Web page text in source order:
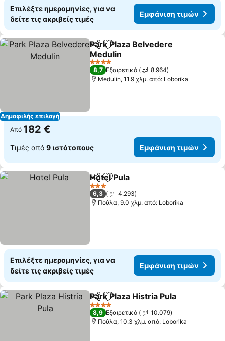
Επιλέξτε ημερομηνίες, για να
δείτε τις ακριβείς τιμές
Εμφάνιση τιμών
Δημοφιλής επιλογή
Κοινοποίηση
Προσθήκη στα αγαπημένα
Park Plaza Belvedere
Medulin
4 Αστέρια
8,7 Εξαιρετικό
8.964
Medulin, 11.9 χλμ. από: Loborika
Από 182 €
Τιμές από 9 ιστότοπους Εμφάνιση τιμών
Κοινοποίηση
Προσθήκη στα αγαπημένα
Hotel Pula
3 Αστέρια
6,3
4.293
Πούλα, 9.0 χλμ. από: Loborika
Επιλέξτε ημερομηνίες, για να
δείτε τις ακριβείς τιμές
Εμφάνιση τιμών
Κοινοποίηση
Προσθήκη στα αγαπημένα
Park Plaza Histria Pula
4 Αστέρια
8,9 Εξαιρετικό
10.079
Πούλα, 10.3 χλμ. από: Loborika